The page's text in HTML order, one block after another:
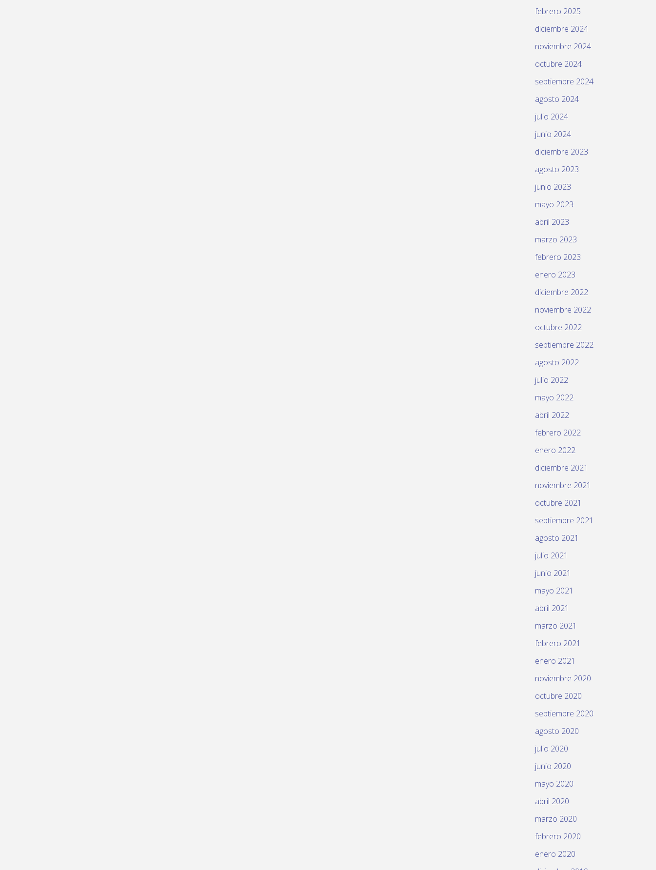
febrero 2025
diciembre 2024
noviembre 2024
octubre 2024
septiembre 2024
agosto 2024
julio 2024
junio 2024
diciembre 2023
agosto 2023
junio 2023
mayo 2023
abril 2023
marzo 2023
febrero 2023
enero 2023
diciembre 2022
noviembre 2022
octubre 2022
septiembre 2022
agosto 2022
julio 2022
mayo 2022
abril 2022
febrero 2022
enero 2022
diciembre 2021
noviembre 2021
octubre 2021
septiembre 2021
agosto 2021
julio 2021
junio 2021
mayo 2021
abril 2021
marzo 2021
febrero 2021
enero 2021
noviembre 2020
octubre 2020
septiembre 2020
agosto 2020
julio 2020
junio 2020
mayo 2020
abril 2020
marzo 2020
febrero 2020
enero 2020